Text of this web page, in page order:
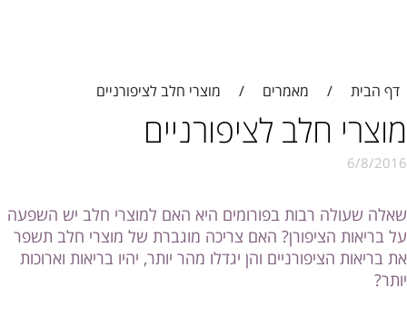
דף הבית / מאמרים / מוצרי חלב לציפורניים
מוצרי חלב לציפורניים
6/8/2016
שאלה שעולה רבות בפורומים היא האם למוצרי חלב יש השפעה
על בריאות הציפורן? האם צריכה מוגברת של מוצרי חלב תשפר
את בריאות הציפורניים והן יגדלו מהר יותר, יהיו בריאות וארוכות
יותר?